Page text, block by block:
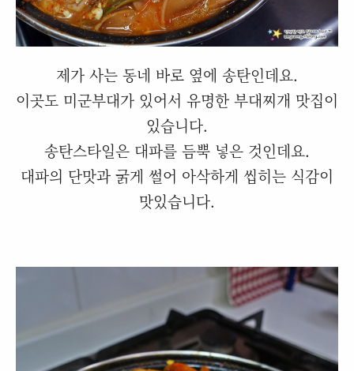
제가 사는 동네 바로 옆에 송탄인데요.
이곳도 미군부대가 있어서 유명한 부대찌개 맛집이
있습니다.
송탄스타일은 대파를 듬뿍 넣은 것인데요.
대파의 단맛과 굵게 썰어 아삭하게 씹히는 식감이
맛있습니다.